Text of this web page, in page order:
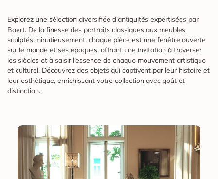
de la force avec son chien sculpté, emblème traditionnel d...
Voir l'estimation